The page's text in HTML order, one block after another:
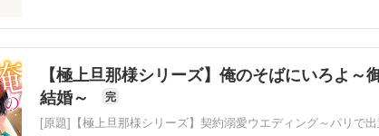
の弟
同居するはめになり
くか？」
！」
ィスでイジメられています。
いるんです。
【極上旦那様シリーズ】俺のそばにいろよ～
結婚～
完
[原題]【極上旦那様シリーズ】契約溺愛ウエディング～パリで